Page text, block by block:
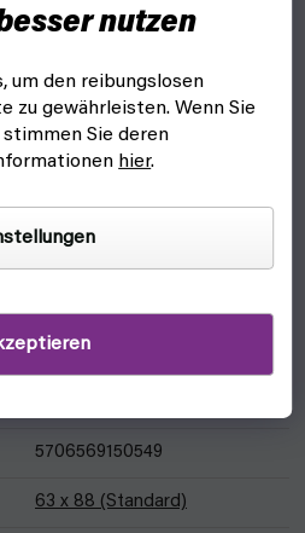
nutzen
um den reibungslosen
zu gewährleisten. Wenn Sie
Sie deren
hier.
wie Pokemon, Magic:
5706569150549
63 x 88 (Standard)